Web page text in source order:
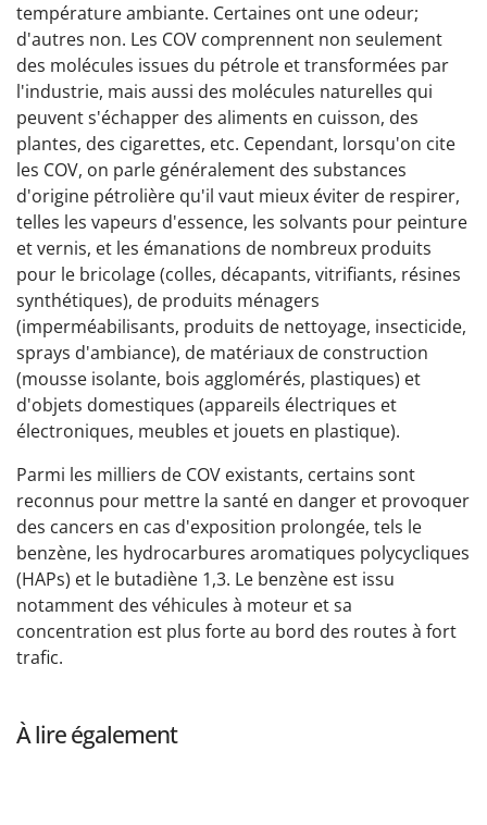
température ambiante. Certaines ont une odeur;
d'autres non. Les COV comprennent non seulement
des molécules issues du pétrole et transformées par
l'industrie, mais aussi des molécules naturelles qui
peuvent s'échapper des aliments en cuisson, des
plantes, des cigarettes, etc. Cependant, lorsqu'on cite
les COV, on parle généralement des substances
d'origine pétrolière qu'il vaut mieux éviter de respirer,
telles les vapeurs d'essence, les solvants pour peinture
et vernis, et les émanations de nombreux produits
pour le bricolage (colles, décapants, vitrifiants, résines
synthétiques), de produits ménagers
(imperméabilisants, produits de nettoyage, insecticide,
sprays d'ambiance), de matériaux de construction
(mousse isolante, bois agglomérés, plastiques) et
d'objets domestiques (appareils électriques et
électroniques, meubles et jouets en plastique).
Parmi les milliers de COV existants, certains sont
reconnus pour mettre la santé en danger et provoquer
des cancers en cas d'exposition prolongée, tels le
benzène, les hydrocarbures aromatiques polycycliques
(HAPs) et le butadiène 1,3. Le benzène est issu
notamment des véhicules à moteur et sa
concentration est plus forte au bord des routes à fort
trafic.
À lire également